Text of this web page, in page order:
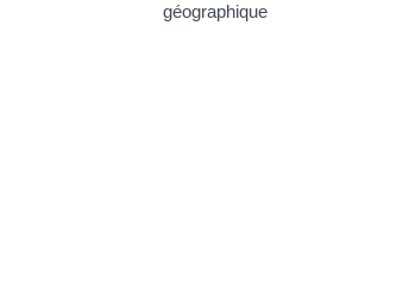
géographique